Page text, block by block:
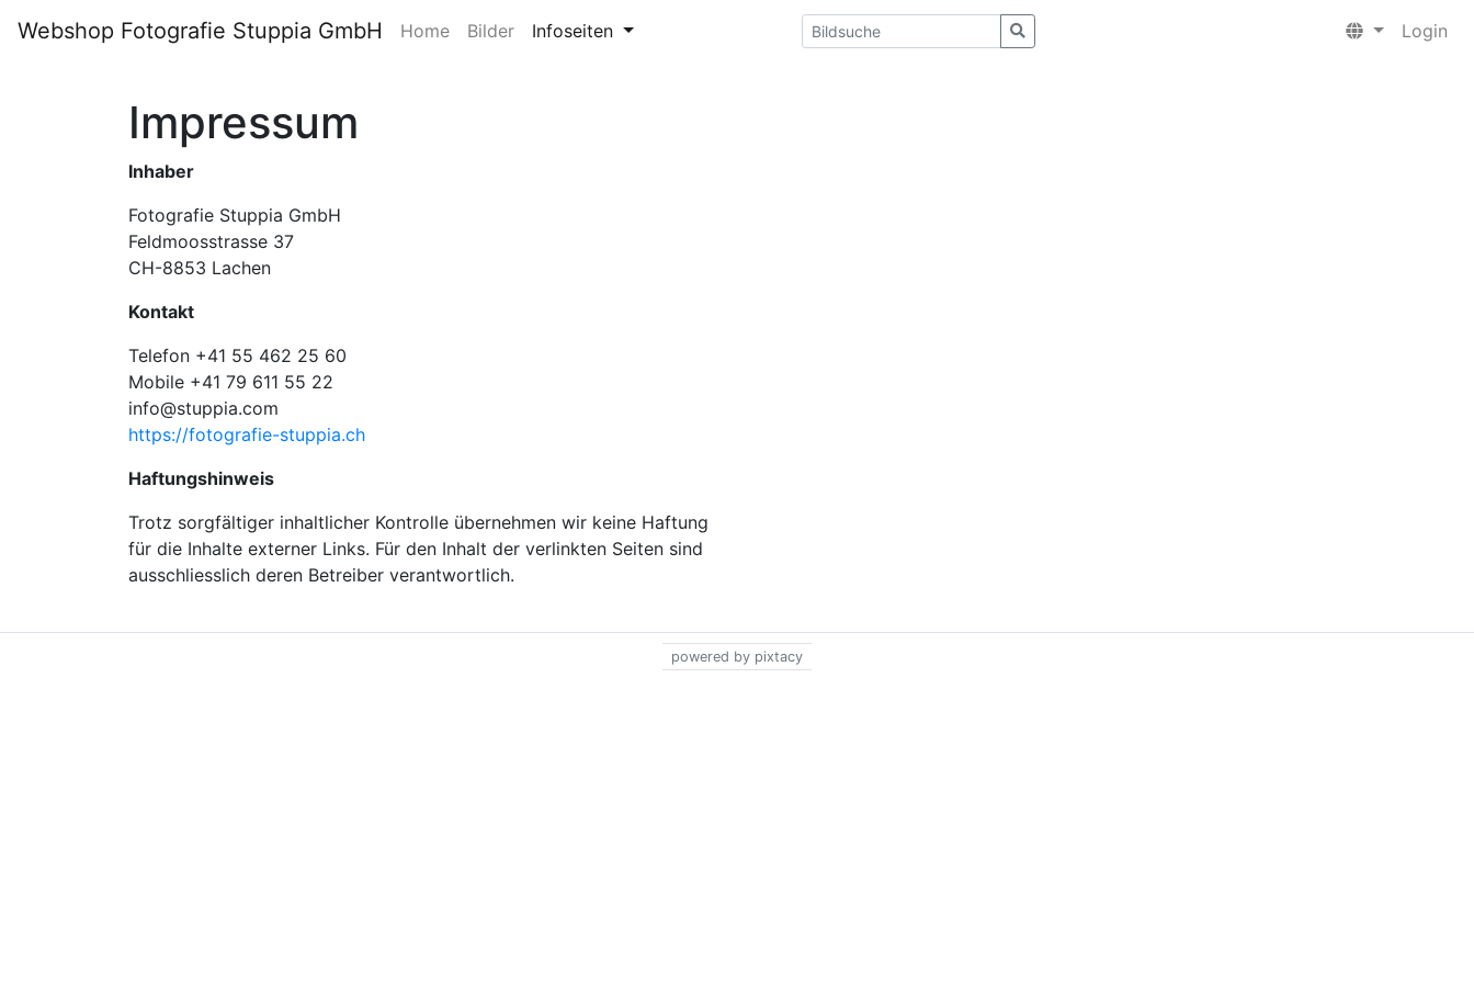
Webshop Fotografie Stuppia GmbH Home Bilder Infoseiten Login
Impressum
Inhaber
Fotografie Stuppia GmbH
Feldmoosstrasse 37
CH-8853 Lachen
Kontakt
Telefon +41 55 462 25 60
Mobile +41 79 611 55 22
info@stuppia.com
https://fotografie-stuppia.ch
Haftungshinweis
Trotz sorgfältiger inhaltlicher Kontrolle übernehmen wir keine Haftung
für die Inhalte externer Links. Für den Inhalt der verlinkten Seiten sind
ausschliesslich deren Betreiber verantwortlich.
powered by pixtacy